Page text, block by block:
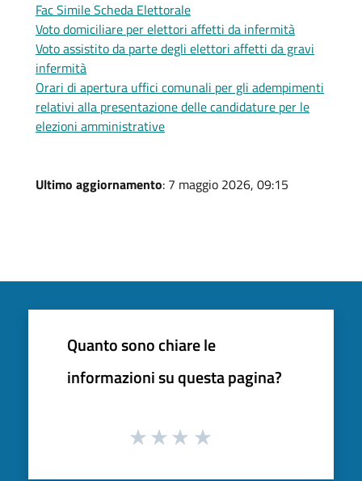
Fac Simile Scheda Elettorale
Voto domiciliare per elettori affetti da infermità
Voto assistito da parte degli elettori affetti da gravi
infermità
Orari di apertura uffici comunali per gli adempimenti
relativi alla presentazione delle candidature per le
elezioni amministrative
Ultimo aggiornamento: 7 maggio 2026, 09:15
Quanto sono chiare le
informazioni su questa pagina?